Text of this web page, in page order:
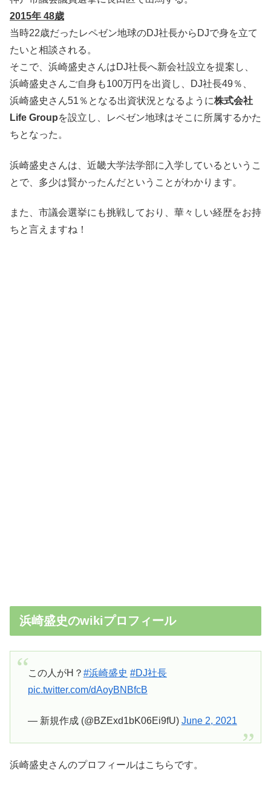
2015年 48歳
当時22歳だったレペゼン地球のDJ社長からDJで身を立て
たいと相談される。
そこで、浜崎盛史さんはDJ社長へ新会社設立を提案し、
浜崎盛史さんご自身も100万円を出資し、DJ社長49％、
浜崎盛史さん51％となる出資状況となるように株式会社
Life Groupを設立し、レペゼン地球はそこに所属するかた
ちとなった。
浜崎盛史さんは、近畿大学法学部に入学しているというこ
とで、多少は賢かったんだということがわかります。
また、市議会選挙にも挑戦しており、華々しい経歴をお持
ちと言えますね！
浜崎盛史のwikiプロフィール
この人がH？ #浜崎盛史 #DJ社長
pic.twitter.com/dAoyBNBfcB
— 新規作成 (@BZExd1bK06Ei9fU) June 2, 2021
浜崎盛史さんのプロフィールはこちらです。